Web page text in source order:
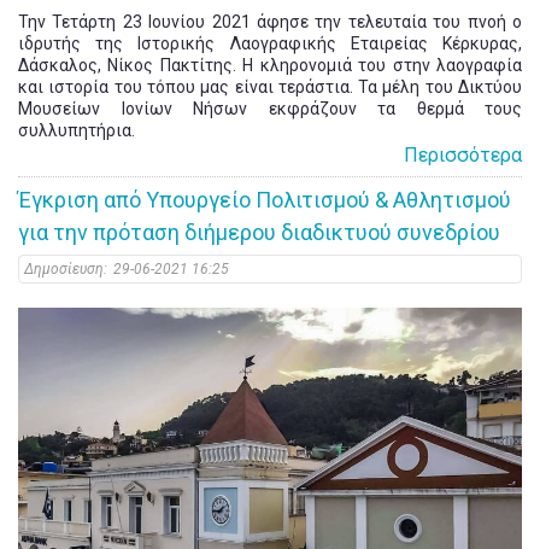
Την Τετάρτη 23 Ιουνίου 2021 άφησε την τελευταία του πνοή ο
ιδρυτής της Ιστορικής Λαογραφικής Εταιρείας Κέρκυρας,
Δάσκαλος, Νίκος Πακτίτης. Η κληρονομιά του στην λαογραφία
και ιστορία του τόπου μας είναι τεράστια. Τα μέλη του Δικτύου
Μουσείων Ιονίων Νήσων εκφράζουν τα θερμά τους
συλλυπητήρια.
Περισσότερα
Έγκριση από Υπουργείο Πολιτισμού & Αθλητισμού
για την πρόταση διήμερου διαδικτυού συνεδρίου
Δημοσίευση: 29-06-2021 16:25